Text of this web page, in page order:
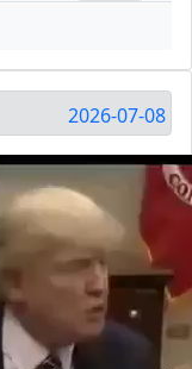
2026-07-08